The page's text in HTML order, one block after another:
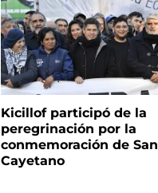
Kicillof participó de la
peregrinación por la
conmemoración de San
Cayetano